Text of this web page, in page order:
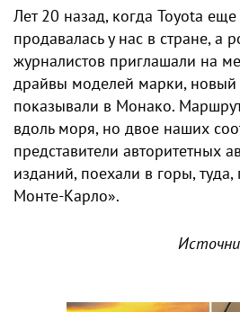
Лет 20 назад, когда Toyota
продавалась у нас в стране, а
журналистов приглашали на
драйвы моделей марки, новый
показывали в Монако.
вдоль моря, но двое наших
представители авторитетных
изданий, поехали в горы,
Монте-Карло».